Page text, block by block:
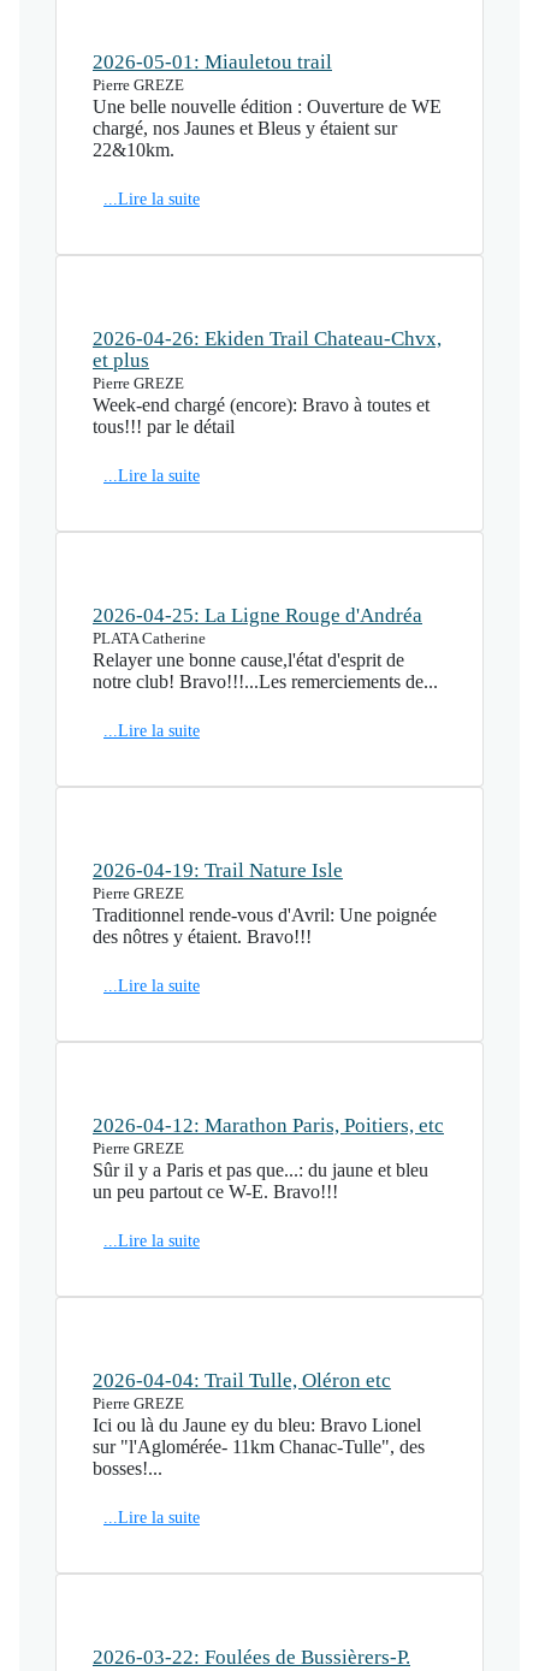
2026-05-01: Miauletou trail
Pierre GREZE
Une belle nouvelle édition : Ouverture de WE
chargé, nos Jaunes et Bleus y étaient sur
22&10km.
...Lire la suite
2026-04-26: Ekiden Trail Chateau-Chvx,
et plus
Pierre GREZE
Week-end chargé (encore): Bravo à toutes et
tous!!! par le détail
...Lire la suite
2026-04-25: La Ligne Rouge d'Andréa
PLATA Catherine
Relayer une bonne cause,l'état d'esprit de
notre club! Bravo!!!...Les remerciements de...
...Lire la suite
2026-04-19: Trail Nature Isle
Pierre GREZE
Traditionnel rende-vous d'Avril: Une poignée
des nôtres y étaient. Bravo!!!
...Lire la suite
2026-04-12: Marathon Paris, Poitiers, etc
Pierre GREZE
Sûr il y a Paris et pas que...: du jaune et bleu
un peu partout ce W-E. Bravo!!!
...Lire la suite
2026-04-04: Trail Tulle, Oléron etc
Pierre GREZE
Ici ou là du Jaune ey du bleu: Bravo Lionel
sur "l'Aglomérée- 11km Chanac-Tulle", des
bosses!...
...Lire la suite
2026-03-22: Foulées de Bussièrers-P.